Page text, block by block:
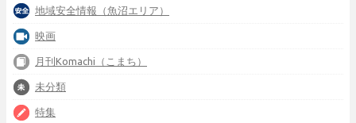
地域安全情報（魚沼エリア）
映画
月刊Komachi（こまち）
未分類
特集